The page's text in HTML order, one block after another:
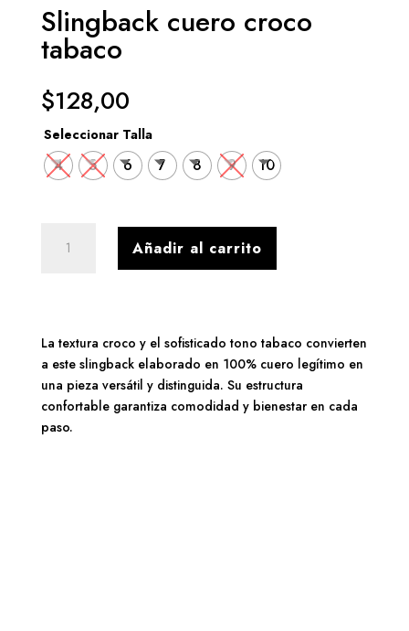
Slingback cuero croco
tabaco
$128,00
Seleccionar Talla
4 5 6 7 8 9 10
cuero
Añadir al carrito
La textura croco y el sofisticado tono tabaco convierten
a este slingback elaborado en 100% cuero legítimo en
una pieza versátil y distinguida. Su estructura
confortable garantiza comodidad y bienestar en cada
paso.